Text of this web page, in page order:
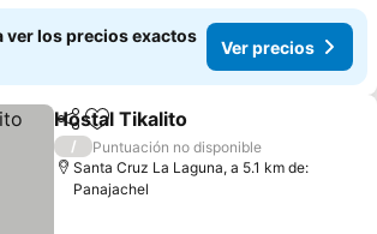
ver los precios exactos
Ver precios
CompartirAgregar a favoritos
Hostal Tikalito
/
Puntuación no disponible
Santa Cruz La Laguna, a 5.1 km de:
Panajachel